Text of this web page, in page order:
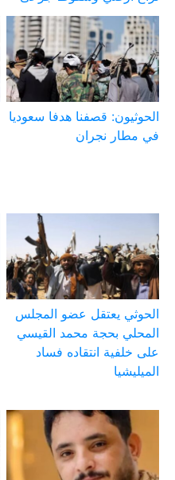
الحوثيون: قصفنا هدفا سعوديا
في مطار نجران
الحوثي يعتقل عضو المجلس
المحلي بحجة محمد القيسي
على خلفية انتقاده فساد
الميليشيا